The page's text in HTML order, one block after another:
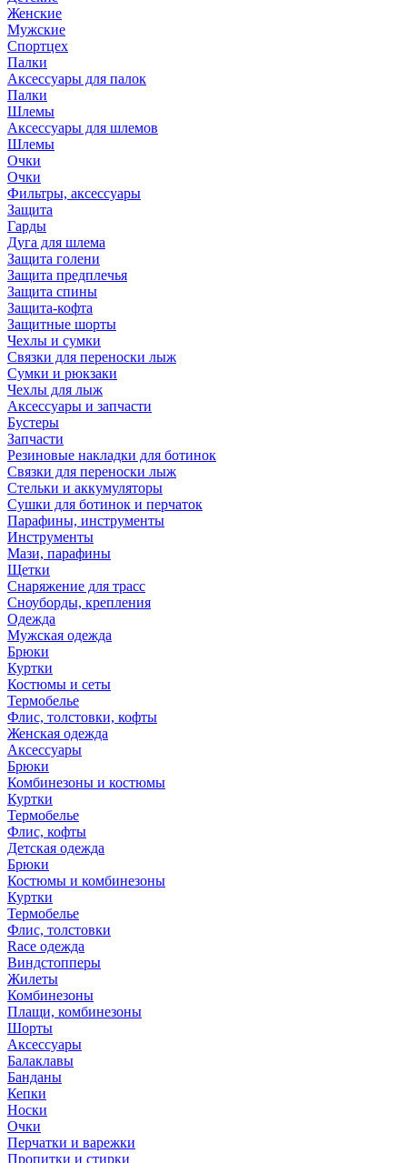
Женские
Мужские
Спортцех
Палки
Аксессуары для палок
Палки
Шлемы
Аксессуары для шлемов
Шлемы
Очки
Очки
Фильтры, аксессуары
Защита
Гарды
Дуга для шлема
Защита голени
Защита предплечья
Защита спины
Защита-кофта
Защитные шорты
Чехлы и сумки
Связки для переноски лыж
Сумки и рюкзаки
Чехлы для лыж
Аксессуары и запчасти
Бустеры
Запчасти
Резиновые накладки для ботинок
Связки для переноски лыж
Стельки и аккумуляторы
Сушки для ботинок и перчаток
Парафины, инструменты
Инструменты
Мази, парафины
Щетки
Снаряжение для трасс
Сноуборды, крепления
Одежда
Мужская одежда
Брюки
Куртки
Костюмы и сеты
Термобелье
Флис, толстовки, кофты
Женская одежда
Аксессуары
Брюки
Комбинезоны и костюмы
Куртки
Термобелье
Флис, кофты
Детская одежда
Брюки
Костюмы и комбинезоны
Куртки
Термобелье
Флис, толстовки
Race одежда
Виндстопперы
Жилеты
Комбинезоны
Плащи, комбинезоны
Шорты
Аксессуары
Балаклавы
Банданы
Кепки
Носки
Очки
Перчатки и варежки
Пропитки и стирки